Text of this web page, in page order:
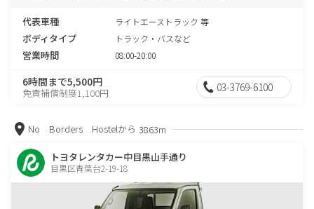
代表車種 ライトエーストラック 等
ボディタイプ トラック・バスなど
営業時間 08:00-20:00
6時間まで5,500円
免責補償制度1,100円 03-3769-6100
No Borders Hostelから 3863m
トヨタレンタカー中目黒山手通り
目黒区青葉台2-19-18